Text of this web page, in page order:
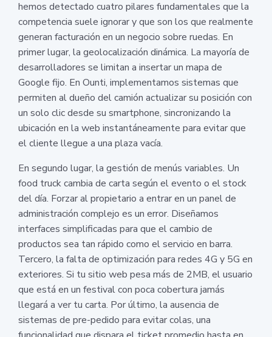
hemos detectado cuatro pilares fundamentales que la
competencia suele ignorar y que son los que realmente
generan facturación en un negocio sobre ruedas. En
primer lugar, la geolocalización dinámica. La mayoría de
desarrolladores se limitan a insertar un mapa de
Google fijo. En Ounti, implementamos sistemas que
permiten al dueño del camión actualizar su posición con
un solo clic desde su smartphone, sincronizando la
ubicación en la web instantáneamente para evitar que
el cliente llegue a una plaza vacía.
En segundo lugar, la gestión de menús variables. Un
food truck cambia de carta según el evento o el stock
del día. Forzar al propietario a entrar en un panel de
administración complejo es un error. Diseñamos
interfaces simplificadas para que el cambio de
productos sea tan rápido como el servicio en barra.
Tercero, la falta de optimización para redes 4G y 5G en
exteriores. Si tu sitio web pesa más de 2MB, el usuario
que está en un festival con poca cobertura jamás
llegará a ver tu carta. Por último, la ausencia de
sistemas de pre-pedido para evitar colas, una